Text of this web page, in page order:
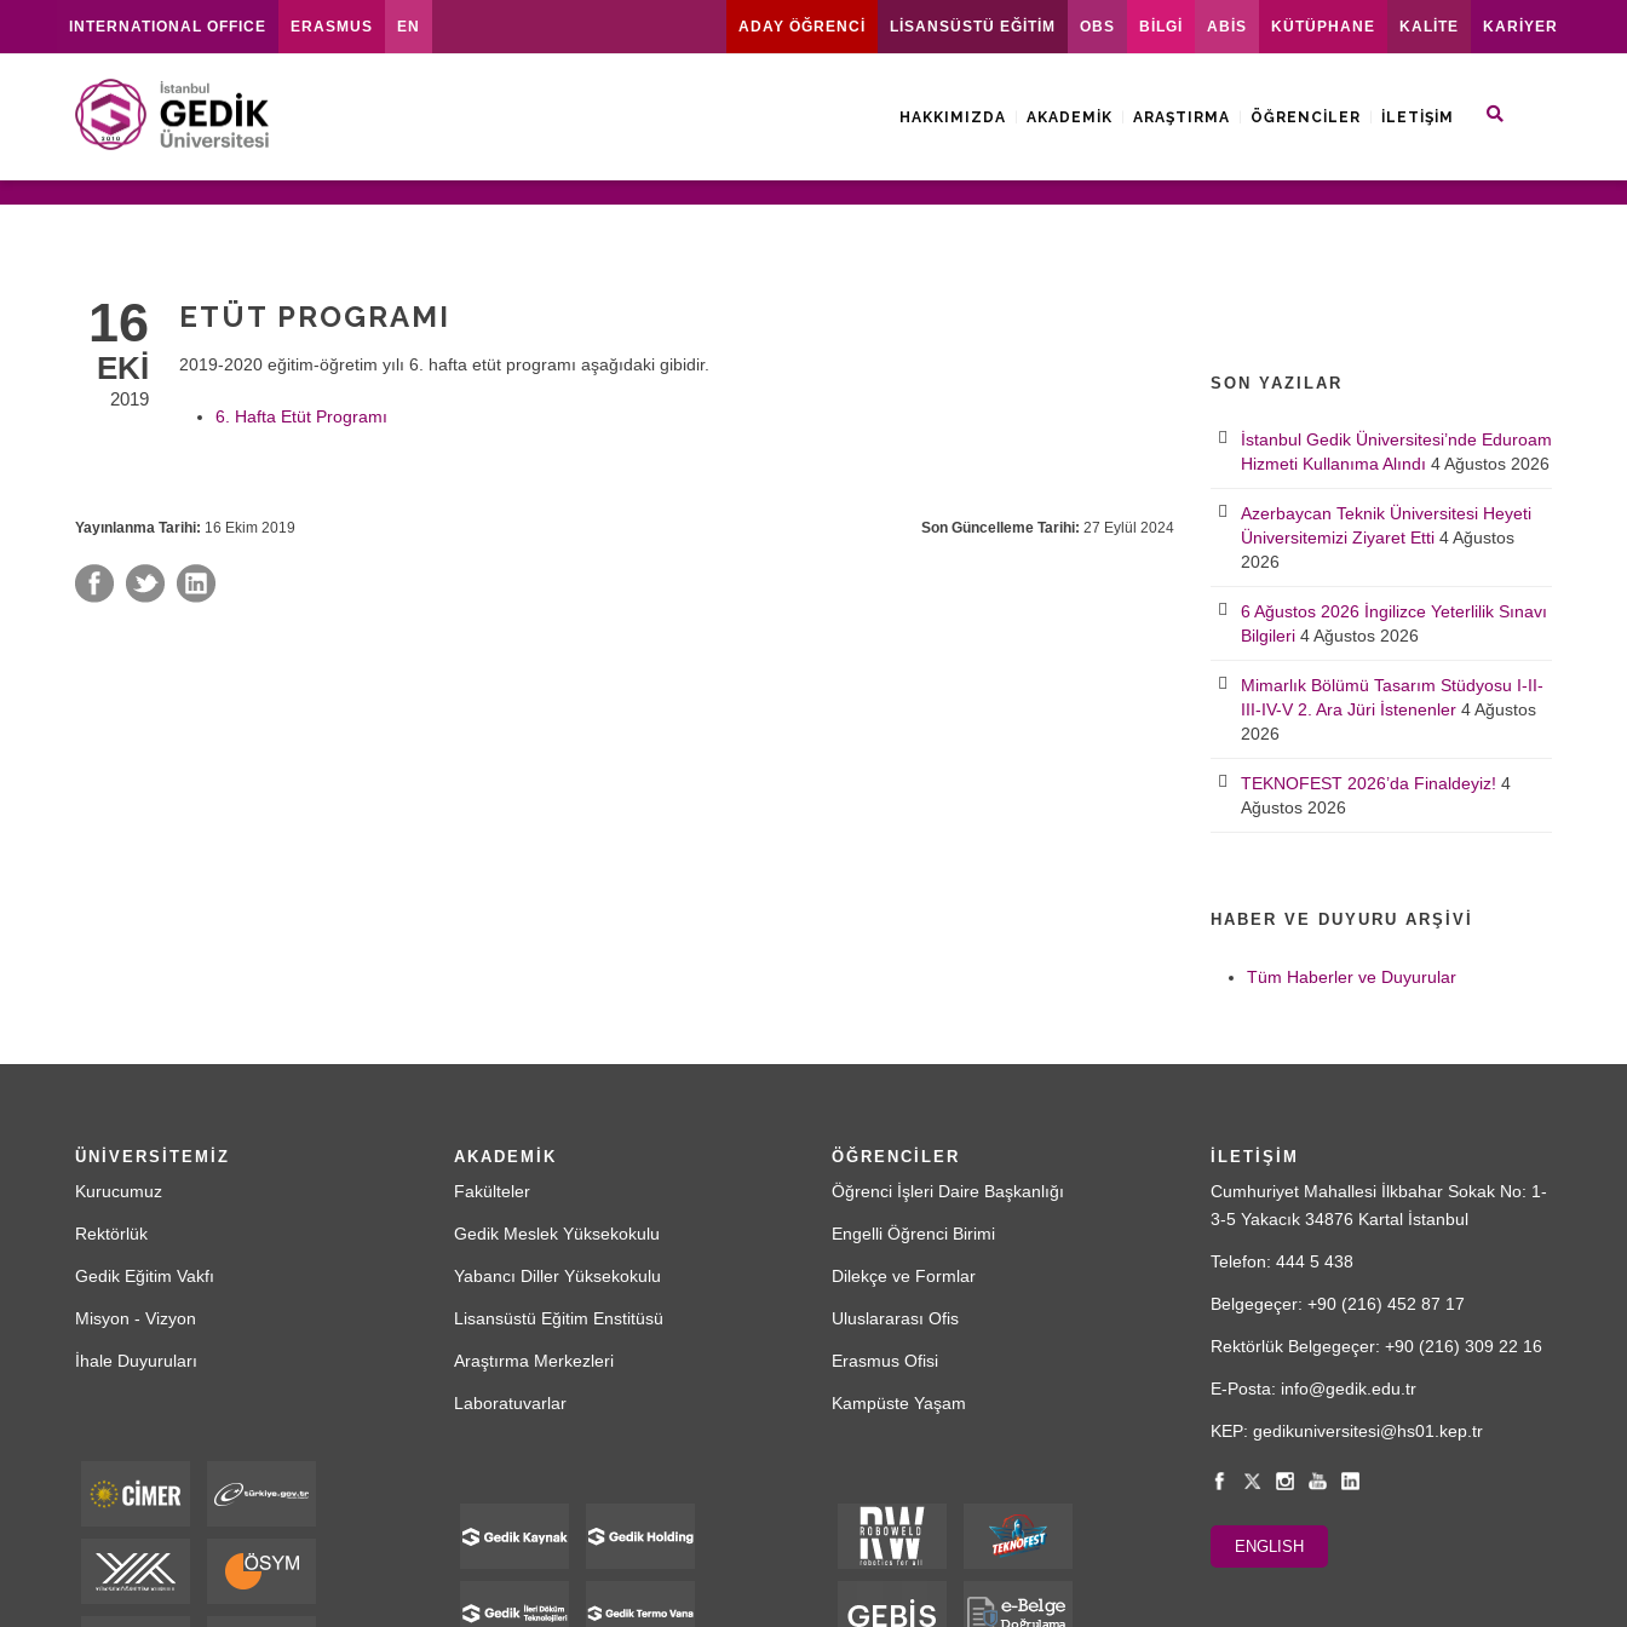
INTERNATIONAL OFFICE ERASMUS EN ADAY ÖĞRENCİ LİSANSÜSTÜ EĞİTİM OBS BİLGİ ABİS KÜTÜPHANE KALİTE KARİYER
HAKKIMIZDA AKADEMIK ARAŞTIRMA ÖĞRENCILER İLETIŞIM
16
EKI
2019
ETÜT PROGRAMI
2019-2020 eğitim-öğretim yılı 6. hafta etüt programı aşağıdaki gibidir.
6. Hafta Etüt Programı
Yayınlanma Tarihi: 16 Ekim 2019 Son Güncelleme Tarihi: 27 Eylül 2024
SON YAZILAR
İstanbul Gedik Üniversitesi’nde Eduroam
Hizmeti Kullanıma Alındı 4 Ağustos 2026
Azerbaycan Teknik Üniversitesi Heyeti
Üniversitemizi Ziyaret Etti 4 Ağustos
2026
6 Ağustos 2026 İngilizce Yeterlilik Sınavı
Bilgileri 4 Ağustos 2026
Mimarlık Bölümü Tasarım Stüdyosu I-II-
III-IV-V 2. Ara Jüri İstenenler 4 Ağustos
2026
TEKNOFEST 2026’da Finaldeyiz! 4
Ağustos 2026
HABER VE DUYURU ARŞIVI
Tüm Haberler ve Duyurular
ÜNİVERSİTEMİZ
Kurucumuz
Rektörlük
Gedik Eğitim Vakfı
Misyon - Vizyon
İhale Duyuruları
AKADEMİK
Fakülteler
Gedik Meslek Yüksekokulu
Yabancı Diller Yüksekokulu
Lisansüstü Eğitim Enstitüsü
Araştırma Merkezleri
Laboratuvarlar
ÖĞRENCİLER
Öğrenci İşleri Daire Başkanlığı
Engelli Öğrenci Birimi
Dilekçe ve Formlar
Uluslararası Ofis
Erasmus Ofisi
Kampüste Yaşam
İLETİŞİM
Cumhuriyet Mahallesi İlkbahar Sokak No: 1-
3-5 Yakacık 34876 Kartal İstanbul
Telefon: 444 5 438
Belgegeçer: +90 (216) 452 87 17
Rektörlük Belgegeçer: +90 (216) 309 22 16
E-Posta: info@gedik.edu.tr
KEP: gedikuniversitesi@hs01.kep.tr
ENGLISH